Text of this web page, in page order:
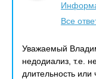
Все
Уважаемый
недодиализ, т.е.
длительность